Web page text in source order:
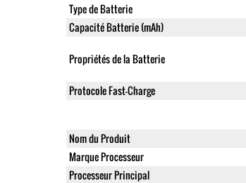
Type de Batterie
Capacité Batterie (mAh)
Propriétés de la Batterie
Protocole Fast-Charge
Nom du Produit
Marque Processeur
Processeur Principal